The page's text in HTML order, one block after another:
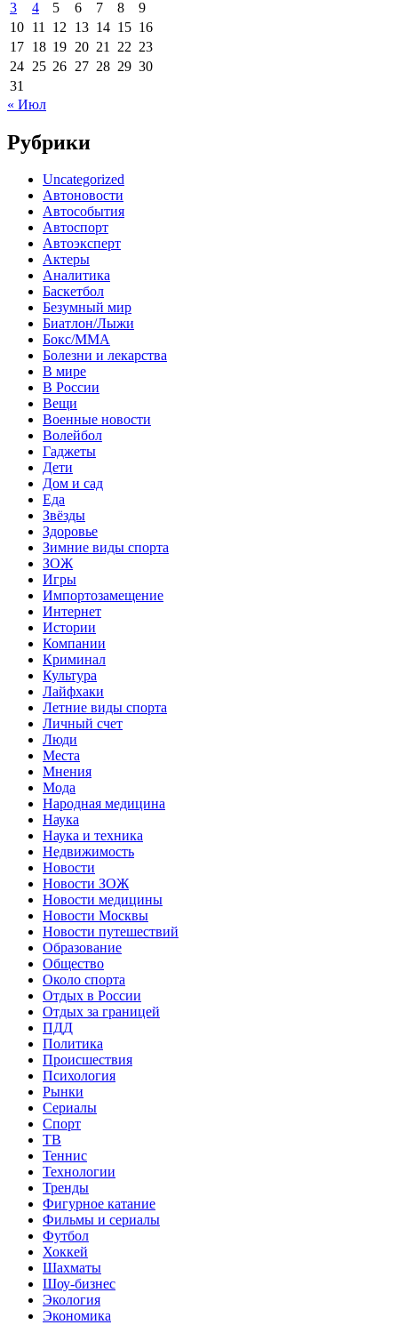
3 4 5 6 7 8
9
10 11 12 13 14 15 16
17 18 19 20 21 22 23
24 25 26 27 28 29 30
31
« Июл
Рубрики
Uncategorized
Автоновости
Автособытия
Автоспорт
Автоэксперт
Актеры
Аналитика
Баскетбол
Безумный мир
Биатлон/Лыжи
Бокс/MMA
Болезни и лекарства
В мире
В России
Вещи
Военные новости
Волейбол
Гаджеты
Дети
Дом и сад
Еда
Звёзды
Здоровье
Зимние виды спорта
ЗОЖ
Игры
Импортозамещение
Интернет
Истории
Компании
Криминал
Культура
Лайфхаки
Летние виды спорта
Личный счет
Люди
Места
Мнения
Мода
Народная медицина
Наука
Наука и техника
Недвижимость
Новости
Новости ЗОЖ
Новости медицины
Новости Москвы
Новости путешествий
Образование
Общество
Около спорта
Отдых в России
Отдых за границей
ПДД
Политика
Происшествия
Психология
Рынки
Сериалы
Спорт
ТВ
Теннис
Технологии
Тренды
Фигурное катание
Фильмы и сериалы
Футбол
Хоккей
Шахматы
Шоу-бизнес
Экология
Экономика